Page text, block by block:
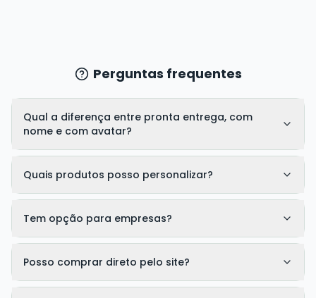
Perguntas frequentes
Qual a diferença entre pronta entrega, com
nome e com avatar?
Quais produtos posso personalizar?
Tem opção para empresas?
Posso comprar direto pelo site?